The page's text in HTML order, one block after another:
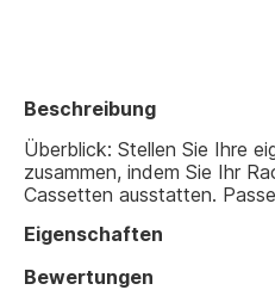
Beschreibung
Überblick: Stellen Sie Ihre
zusammen, indem Sie Ihr
Cassetten ausstatten.
Eigenschaften
Bewertungen